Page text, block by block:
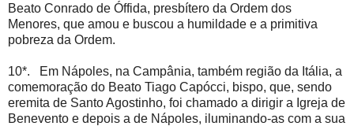
Beato Conrado de Óffida, presbítero da Ordem dos
Menores, que amou e buscou a humildade e a primitiva
pobreza da Ordem.
10*. Em Nápoles, na Campânia, também região da Itália, a
comemoração do Beato Tiago Capócci, bispo, que, sendo
eremita de Santo Agostinho, foi chamado a dirigir a Igreja de
Benevento e depois a de Nápoles, iluminando-as com a sua